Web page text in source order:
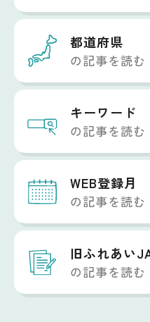
都道府県
の記事を読む
キーワード
の記事を読む
WEB登録月
の記事を読む
旧ふれあい
の記事を読む